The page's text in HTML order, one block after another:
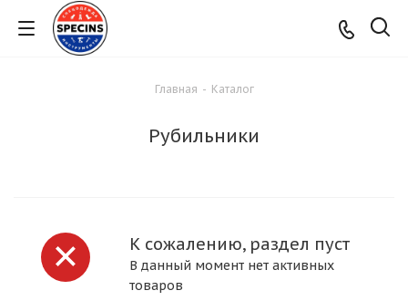
Главная - Каталог
Рубильники
К сожалению, раздел пуст
В данный момент нет активных
товаров